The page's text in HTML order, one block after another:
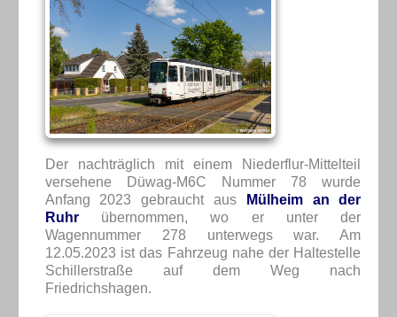
Der nachträglich mit einem Niederflur-Mittelteil
versehene Düwag-M6C Nummer 78 wurde
Anfang 2023 gebraucht aus
Mülheim an der
Ruhrübernommen, wo er unter der
Wagennummer 278 unterwegs war. Am
12.05.2023 ist das Fahrzeug nahe der Haltestelle
Schillerstraße auf dem Weg nach
Friedrichshagen.